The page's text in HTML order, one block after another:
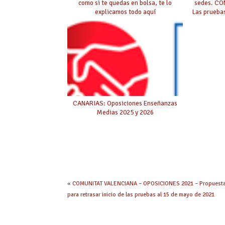
como si te quedas en bolsa, te lo
explicamos todo aquí
sedes.
Las
CANARIAS: Oposiciones Enseñanzas
Medias 2025 y 2026
«COMUNITAT VALENCIANA – OPOSICIONES 2021 –
para retrasar inicio de las pruebas al 15 de mayo de 2021